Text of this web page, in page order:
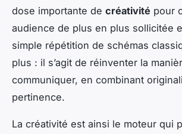
dose importante de créativité pour
audience de plus en plus sollicitée
simple répétition de schémas
plus : il s’agit de réinventer la
communiquer, en combinant
pertinence.
La créativité est ainsi le moteur qui